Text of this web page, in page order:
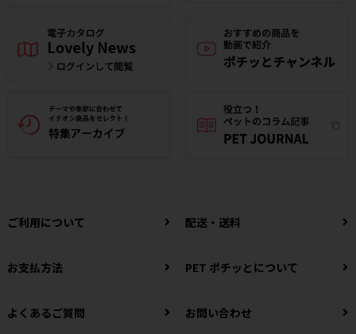
ご利用について 配送・送料
お支払方法 PET ポチッとについて
よくあるご質問 お問い合わせ